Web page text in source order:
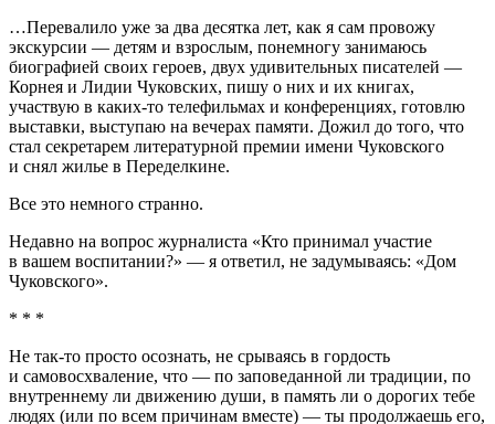
…Перевалило уже за два десятка лет, как я сам провожу
экскурсии — детям и взрослым, понемногу занимаюсь
биографией своих героев, двух удивительных писателей —
Корнея и Лидии Чуковских, пишу о них и их книгах,
участвую в каких-то телефильмах и конференциях, готовлю
выставки, выступаю на вечерах памяти. Дожил до того, что
стал секретарем литературной премии имени Чуковского
и снял жилье в Переделкине.
Все это немного странно.
Недавно на вопрос журналиста «Кто принимал участие
в вашем воспитании?» — я ответил, не задумываясь: «Дом
Чуковского».
* * *
Не так-то просто осознать, не срываясь в гордость
и самовосхваление, что — по заповеданной ли традиции, по
внутреннему ли движению души, в память ли о дорогих тебе
людях (или по всем причинам вместе) — ты продолжаешь его,